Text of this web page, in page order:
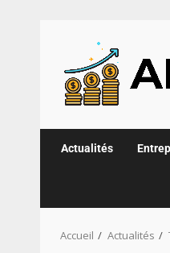
Actualités
Accueil Actualités